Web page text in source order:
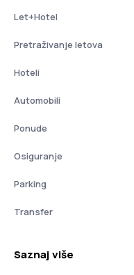
Let+Hotel
Pretraživanje letova
Hoteli
Automobili
Ponude
Osiguranje
Parking
Transfer
Saznaj više